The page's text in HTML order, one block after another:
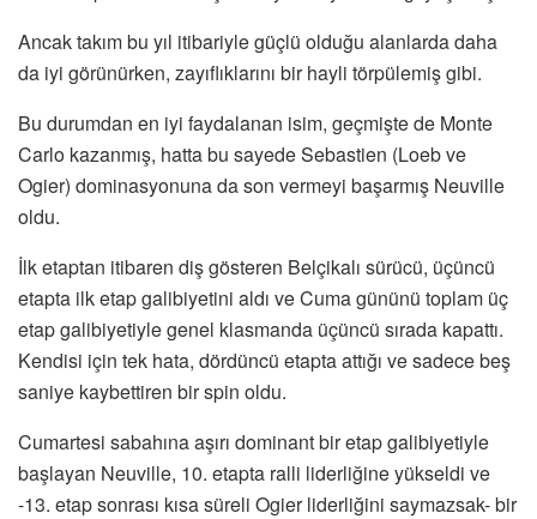
Ancak takım bu yıl itibariyle güçlü olduğu alanlarda daha
da iyi görünürken, zayıflıklarını bir hayli törpülemiş gibi.
Bu durumdan en iyi faydalanan isim, geçmişte de Monte
Carlo kazanmış, hatta bu sayede Sebastien (Loeb ve
Ogier) dominasyonuna da son vermeyi başarmış Neuville
oldu.
İlk etaptan itibaren diş gösteren Belçikalı sürücü, üçüncü
etapta ilk etap galibiyetini aldı ve Cuma gününü toplam üç
etap galibiyetiyle genel klasmanda üçüncü sırada kapattı.
Kendisi için tek hata, dördüncü etapta attığı ve sadece beş
saniye kaybettiren bir spin oldu.
Cumartesi sabahına aşırı dominant bir etap galibiyetiyle
başlayan Neuville, 10. etapta ralli liderliğine yükseldi ve
-13. etap sonrası kısa süreli Ogier liderliğini saymazsak- bir